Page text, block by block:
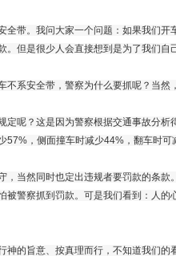
全带。我问大家一个问题：如果我们开
。但是很少人会直接想到是为了我们自
不系安全带，警察为什么要抓呢？当然
定呢？这是因为警察根据交通事故分析
57%，侧面撞车时减少44%，翻车时可
，当然同时也定出违规者要罚款的条款
被警察抓到罚款。可是我们看到：人的
神的旨意、按真理而行，不知道我们的